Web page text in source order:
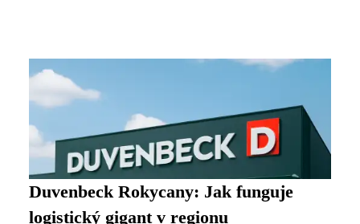
Duvenbeck Rokycany: Jak funguje
logistický gigant v regionu